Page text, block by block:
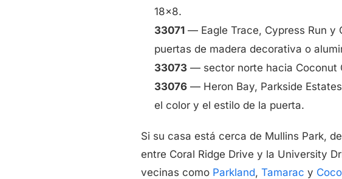
18x8.
33071 — Eagle Trace, Cypress Run y
puertas de madera decorativa o
33073 — sector norte hacia Coconut
33076 — Heron Bay, Parkside
el color y el estilo de la puerta.
Si su casa está cerca de Mullins Park,
entre Coral Ridge Drive y la University
vecinas como Parkland, Tamarac y